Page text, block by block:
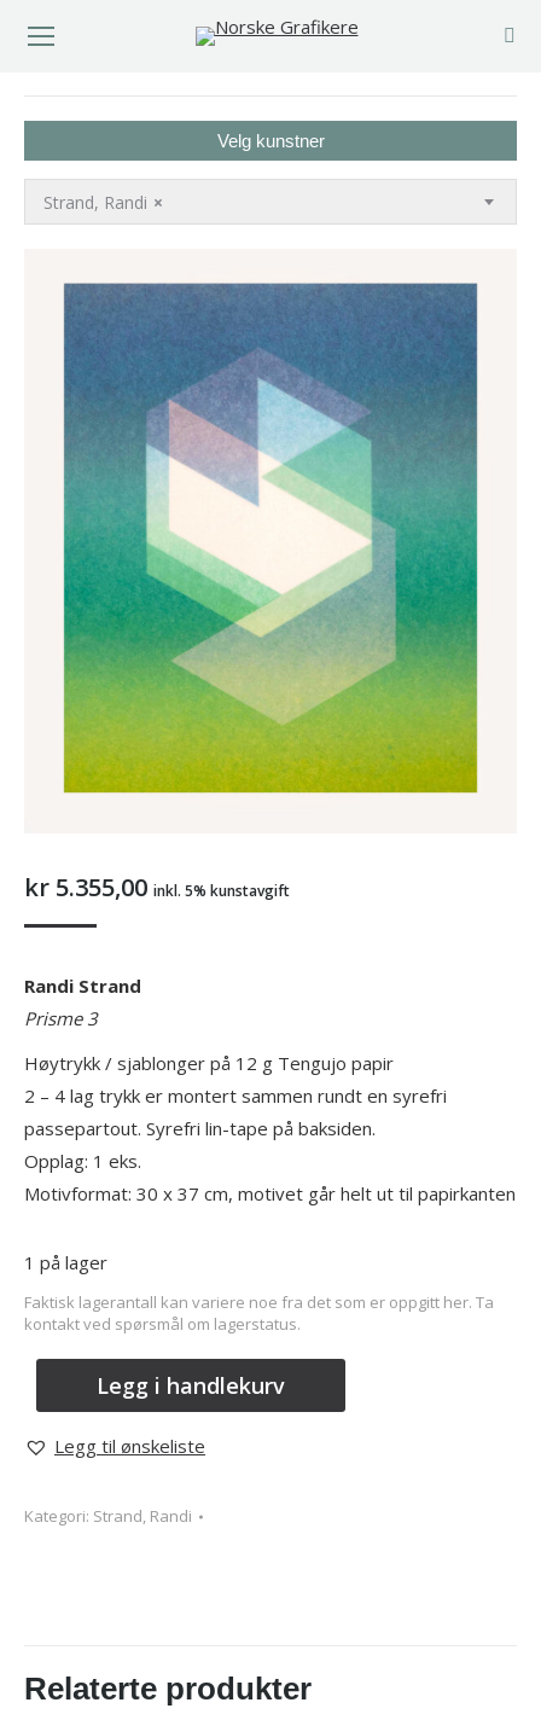
Velg kunstner
×
Strand, Randi
kr 5.355,00 inkl. 5% kunstavgift
Randi Strand
Prisme 3
Høytrykk / sjablonger på 12 g Tengujo papir
2 – 4 lag trykk er montert sammen rundt en syrefri
passepartout. Syrefri lin-tape på baksiden.
Opplag: 1 eks.
Motivformat: 30 x 37 cm, motivet går helt ut til papirkanten
1 på lager
Faktisk lagerantall kan variere noe fra det som er oppgitt her. Ta
kontakt ved spørsmål om lagerstatus.
Legg i handlekurv
Legg til ønskeliste
Kategori: Strand, Randi
Relaterte produkter